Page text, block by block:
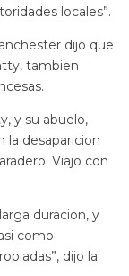
locales”.
dijo que
tambien
y su abuelo,
la desaparicion
Viajo con
duracion, y
como
dijo la